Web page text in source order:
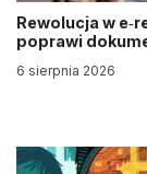
Rewolucja w
poprawi
6 sierpnia 2026